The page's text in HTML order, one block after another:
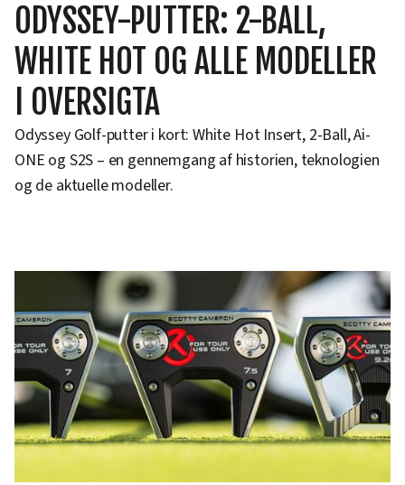
ODYSSEY-PUTTER: 2-BALL,
WHITE HOT OG ALLE MODELLER
I OVERSIGTA
Odyssey Golf-putter i kort: White Hot Insert, 2-Ball, Ai-
ONE og S2S – en gennemgang af historien, teknologien
og de aktuelle modeller.